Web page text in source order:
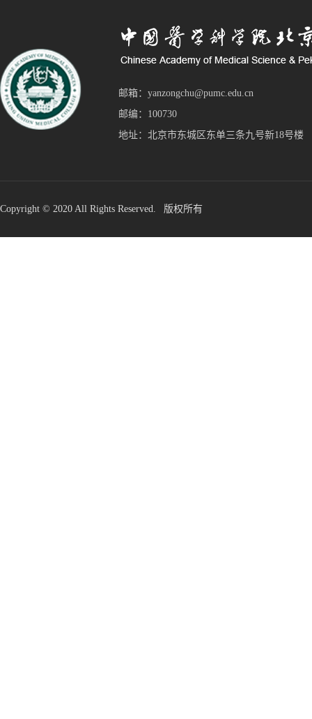
邮箱：yanzongchu@pumc.edu.cn
邮编：100730
地址：北京市东城区东单三条九号新18号楼
Copyright © 2020 All Rights Reserved. 版权所有